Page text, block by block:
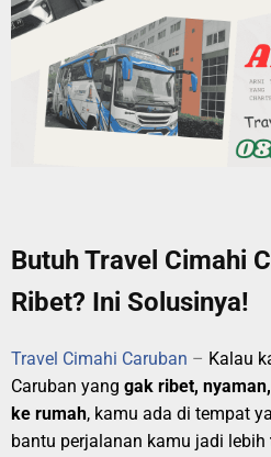
Butuh Travel Cimahi
Ribet? Ini Solusinya!
Travel Cimahi Caruban – Kalau
Caruban yang gak ribet,
ke rumah, kamu ada di tempat
bantu perjalanan kamu jadi lebih